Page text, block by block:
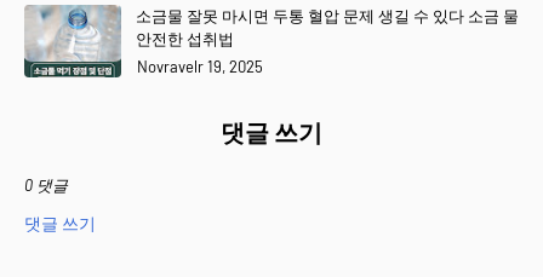
소금물 잘못 마시면 두통 혈압 문제 생길 수 있다 소금 물
안전한 섭취법
Novravelr 19, 2025
댓글 쓰기
0 댓글
댓글 쓰기